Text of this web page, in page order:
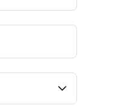
California, US